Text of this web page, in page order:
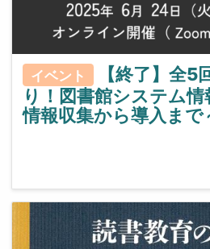
イベント
【終了】全
り！図書館システム
情報収集から導入まで